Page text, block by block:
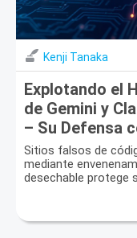
Kenji Tanaka
Explotando el
de Gemini y
– Su Defensa
Desechable
Sitios falsos de
mediante
desechable protege